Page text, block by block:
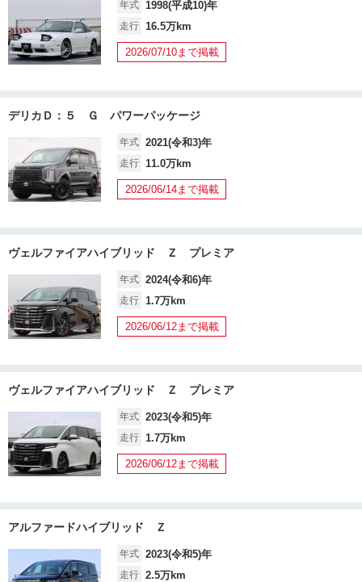
年式 1998(平成10)年
走行 16.5万km
2026/07/10まで掲載
デリカＤ：５ Ｇ パワーパッケージ
年式 2021(令和3)年
走行 11.0万km
2026/06/14まで掲載
ヴェルファイアハイブリッド Ｚ プレミア
年式 2024(令和6)年
走行 1.7万km
2026/06/12まで掲載
ヴェルファイアハイブリッド Ｚ プレミア
年式 2023(令和5)年
走行 1.7万km
2026/06/12まで掲載
アルファードハイブリッド Ｚ
年式 2023(令和5)年
走行 2.5万km